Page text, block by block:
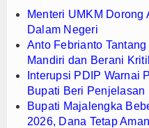
Menteri UMKM Dorong
Dalam Negeri
Anto Febrianto
Mandiri dan Berani
Interupsi PDIP Warnai
Bupati Beri Penjelasan
Bupati Majalengka
2026, Dana Tetap Aman